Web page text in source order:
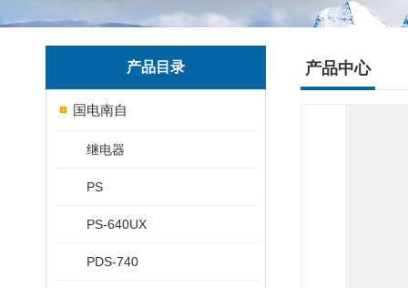
产品目录
国电南自
继电器
PS
PS-640UX
PDS-740
产品中心